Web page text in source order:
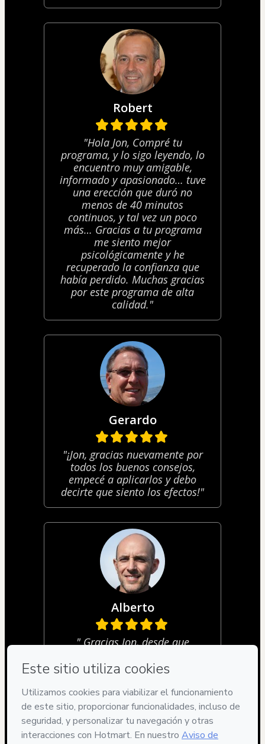
Robert
"Hola Jon, Compré tu
programa, y lo sigo leyendo, lo
encuentro muy amigable,
informado y apasionado… tuve
una erección que duró no
menos de 40 minutos
continuos, y tal vez un poco
más… Gracias a tu programa
me siento mejor
psicológicamente y he
recuperado la confianza que
había perdido. Muchas gracias
por este programa de alta
calidad."
Gerardo
"¡Jon, gracias nuevamente por
todos los buenos consejos,
empecé a aplicarlos y debo
decirte que siento los efectos!"
Alberto
" Gracias Jon, desde que
salvado mi mi vida y mi
seguro de mi mismo otra vez!"
Privacidad